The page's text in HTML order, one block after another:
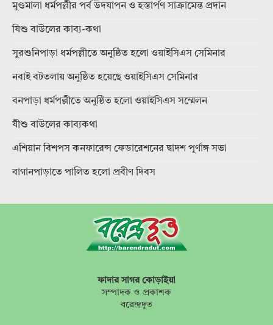
মুণ্ডমালা ধর্মপল্লীর পর্ব উদযাপন ও হস্তার্পণ সাক্রামেন্ত প্রদান
যিশু বাউলের কাব্য-কথা
সুরশুনিপাড়া ধর্মপল্লীতে অনুষ্ঠিত হলো ওয়াইসিএস সেমিনার
নবাই বটতলায় অনুষ্ঠিত হয়েছে ওয়াইসিএস সেমিনার
বনপাড়া ধর্মপল্লীতে অনুষ্ঠিত হলো ওয়াইসিএস সম্মেলন
যীশু বাউলের কাব্যকথা
এশিয়ান বিশপস কনফারেন্স ফেডারেশনের দ্বাদশ পূর্ণাঙ্গ সভা
বাগানপাড়াতে পালিত হলো প্রবীণ দিবস
ফাদার সাগর কোড়াইয়া
সম্পাদক ও প্রকাশক
বরেন্দ্রদূত